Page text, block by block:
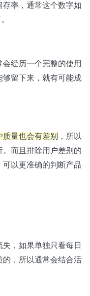
率，通常这个数字如
经历一个完整的使用
留下来，就有可能成
量也会有差别
，所以
而且排除用户差别的
以更准确的判断产品
，如果单独只看每日
，所以通常会结合活